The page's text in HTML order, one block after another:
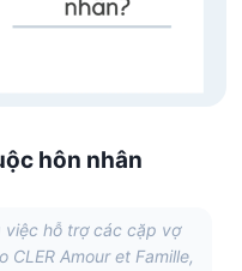
hôn nhân
việc hỗ trợ các cặp vợ
Amour et Famille,